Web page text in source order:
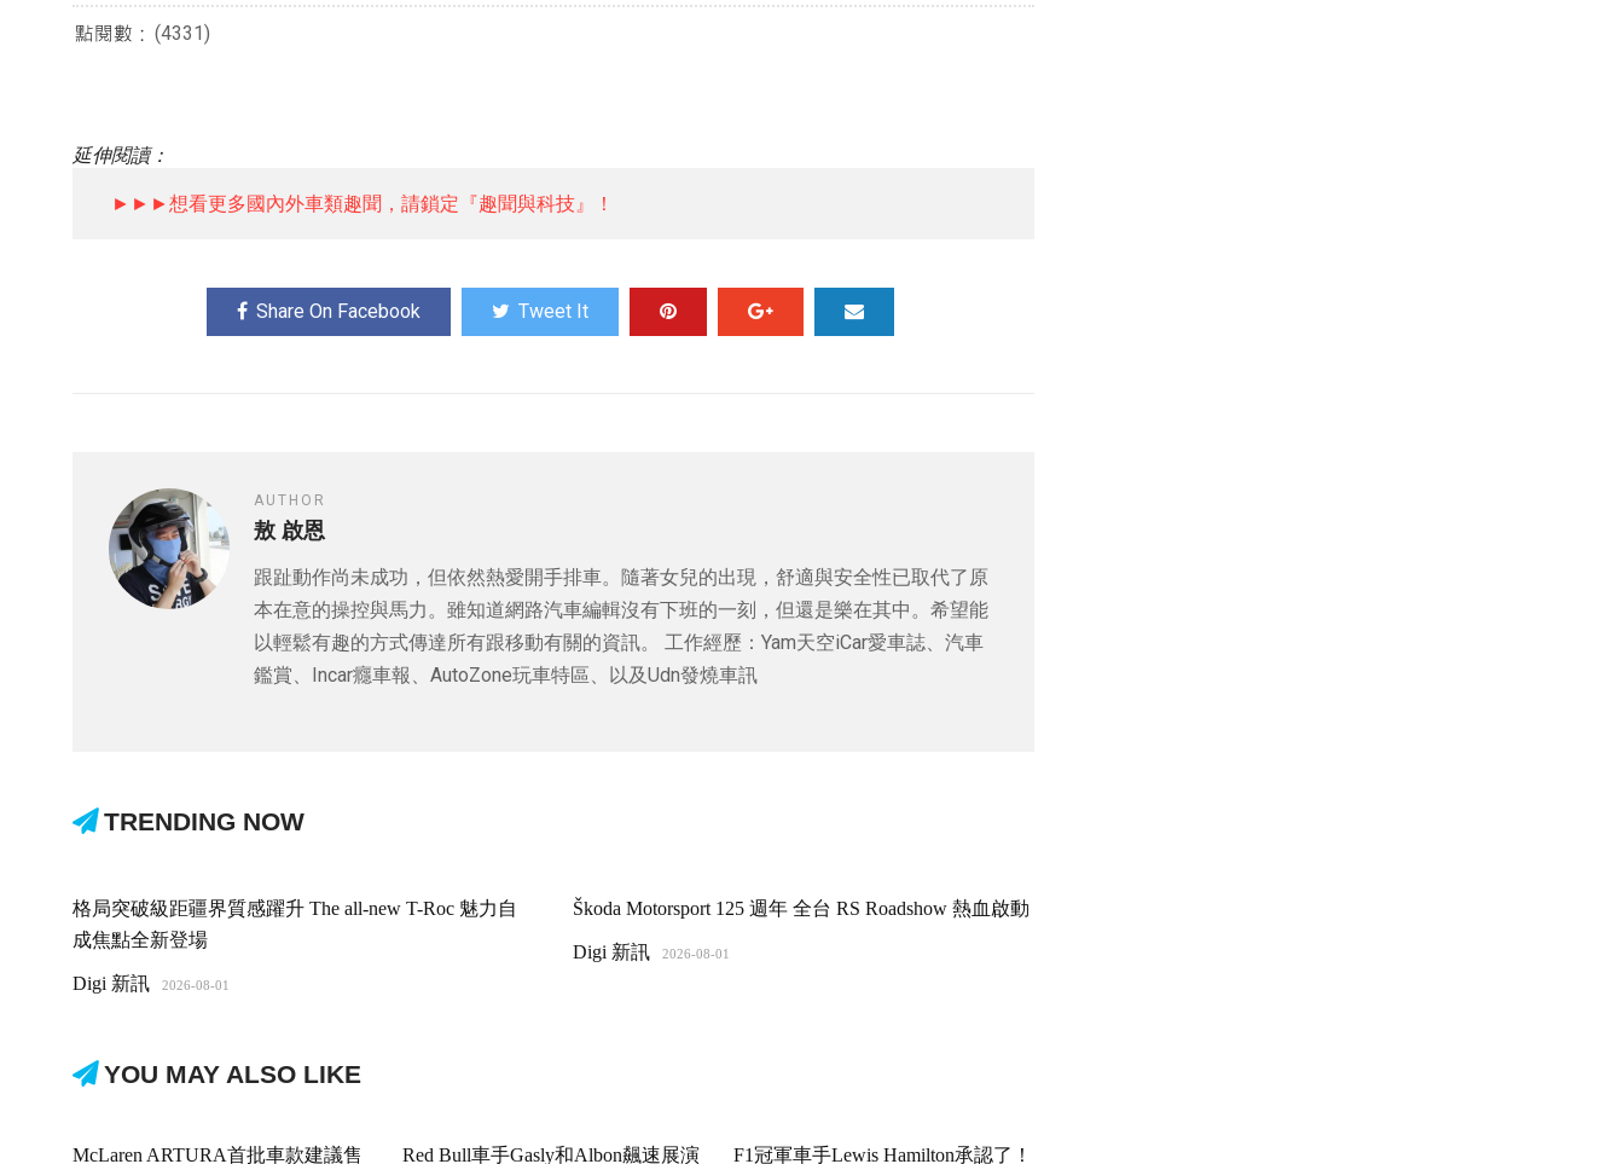
(4331)
延伸閱讀：
►►►想看更多國內外車類趣聞，請鎖定『趣聞與科技』！
Share On Facebook Tweet It
AUTHOR
敖 啟恩
跟趾動作尚未成功，但依然熱愛開手排車。隨著女兒的出現，舒適與安全性已取代了原
本在意的操控與馬力。雖知道網路汽車編輯沒有下班的一刻，但還是樂在其中。希望能
以輕鬆有趣的方式傳達所有跟移動有關的資訊。 工作經歷：Yam天空iCar愛車誌、汽車
鑑賞、Incar癮車報、AutoZone玩車特區、以及Udn發燒車訊
TRENDING NOW
格局突破級距疆界質感躍升 The all-new T-Roc 魅力自
成焦點全新登場
Digi 新訊 2026-08-01
Škoda Motorsport 125 週年 全台 RS Roadshow 熱血啟動
Digi 新訊 2026-08-01
YOU MAY ALSO LIKE
McLaren ARTURA首批車款建議售
Red Bull車手Gasly和Albon飆速展演
F1冠軍車手Lewis Hamilton承認了！